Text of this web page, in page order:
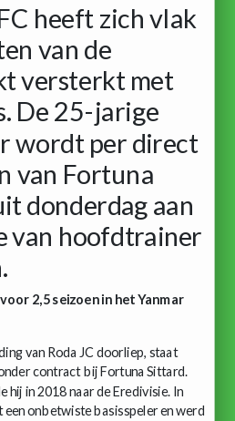
heeft zich vlak
van de
versterkt met
De 25-jarige
wordt per direct
van Fortuna
donderdag aan
van hoofdtrainer
2,5 seizoen in het Yanmar
van Roda JC doorliep, staat
contract bij Fortuna Sittard.
in 2018 naar de Eredivisie. In
onbetwiste basisspeler en werd